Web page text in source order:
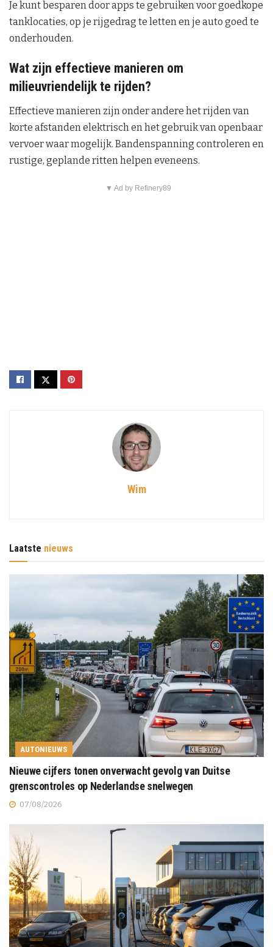
Je kunt besparen door apps te gebruiken voor goedkope
tanklocaties, op je rijgedrag te letten en je auto goed te
onderhouden.
Wat zijn effectieve manieren om
milieuvriendelijk te rijden?
Effectieve manieren zijn onder andere het rijden van
korte afstanden elektrisch en het gebruik van openbaar
vervoer waar mogelijk. Bandenspanning controleren en
rustige, geplande ritten helpen eveneens.
▼ Ad by Refinery89
Wim
Laatste nieuws
AUTONIEUWS
Nieuwe cijfers tonen onverwacht gevolg van Duitse
grenscontroles op Nederlandse snelwegen
07/08/2026